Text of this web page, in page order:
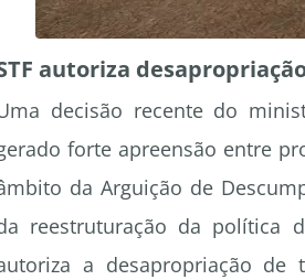
autoriza
decisão recente do
forte apreensão entre
da Arguição de
reestruturação da política
a desapropriação de